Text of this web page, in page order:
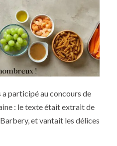
participé au concours de
: le texte était extrait de
et vantait les délices